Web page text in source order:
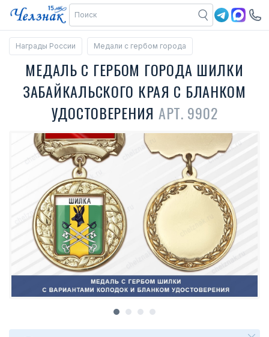
Награды России Медали с гербом города
МЕДАЛЬ С ГЕРБОМ ГОРОДА ШИЛКИ
ЗАБАЙКАЛЬСКОГО КРАЯ С БЛАНКОМ
УДОСТОВЕРЕНИЯ АРТ. 9902